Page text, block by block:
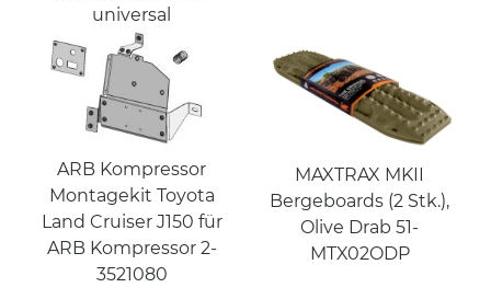
universal
ARB Kompressor
Montagekit Toyota
Land Cruiser J150 für
ARB Kompressor 2-
3521080
MAXTRAX MKII
Bergeboards (2 Stk.),
Olive Drab 51-
MTX02ODP